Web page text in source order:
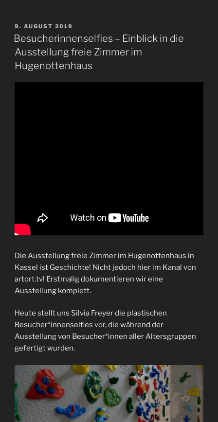
VERÖFFENTLICHT
AM
9. AUGUST 2019
Besucherinnenselfies – Einblick in die
Ausstellung freie Zimmer im
Hugenottenhaus
Die Ausstellung freie Zimmer im Hugenottenhaus in
Kassel ist Geschichte! Nicht jedoch hier im Kanal von
artort.tv! Erstmalig dokumentieren wir eine
Ausstellung komplett.
Heute stellt uns Silvia Freyer die plastischen
Besucher*innenselfies vor, die während der
Ausstellung von Besucher*innen aller Altersgruppen
gefertigt wurden.